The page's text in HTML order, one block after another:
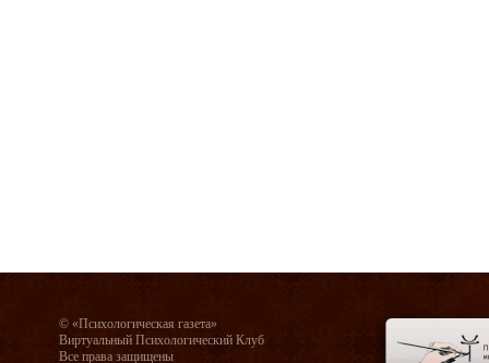
© «Психологическая газета»
Виртуальный Психологический Клуб
Все права защищены